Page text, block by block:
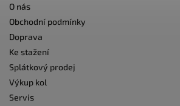
O nás
Obchodní podmínky
Doprava
Ke stažení
Splátkový prodej
Výkup kol
Servis